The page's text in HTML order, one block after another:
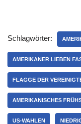
Schlagwörter:
AMERIKANER LIEBEN
FLAGGE DER
AMERIKANISCHES
US-WAHLEN